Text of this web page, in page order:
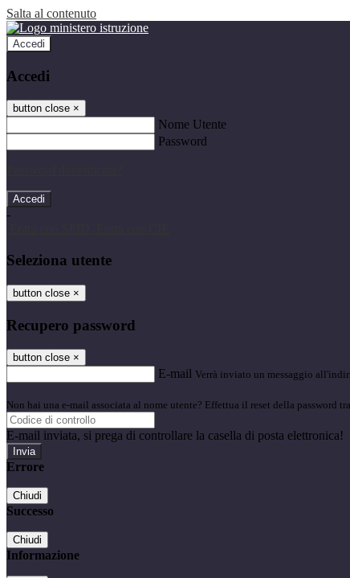
Salta al contenuto
Accedi
Accedi
button close ×
Nome Utente
Password
-
Seleziona utente
button close ×
Recupero password
button close ×
E-mail Verrà inviato un messaggio
Non hai una e-mail associata al nome utente? Effettua il reset della password
E-mail inviata, si prega di controllare la casella di posta elettronica!
Errore
Chiudi
Successo
Chiudi
Informazione